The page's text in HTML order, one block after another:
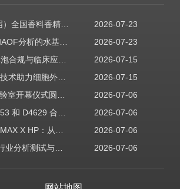
邀请函 | 2026（第十二届）全国香料香精技术交流年会
2026-07-23
网络研讨会 | 基于EOF和AOF分析的水基质中PFAS筛查
2026-07-23
2026-07-15
网络研讨会 | 新一代NTA技术助力细胞外囊泡质量评估与工艺开发
2026-07-15
2026-07-06
2026-07-06
2026-07-06
邀请函 | 2026 石油化工行业分析测试与仪器技术交流会（辽宁站）
2026-07-06